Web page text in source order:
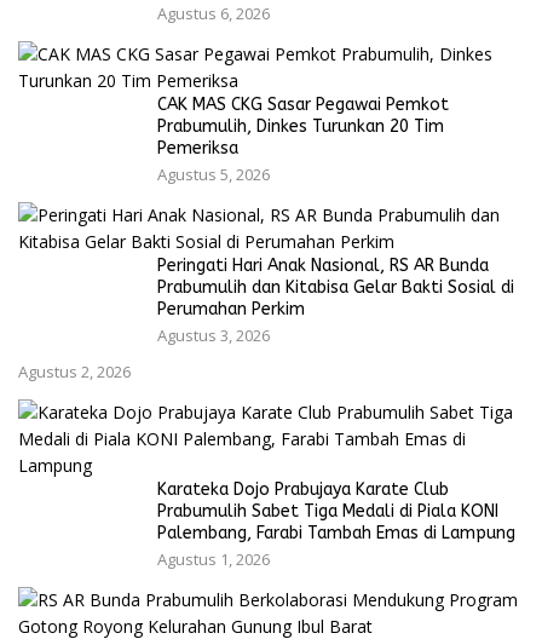
Agustus 6, 2026
CAK MAS CKG Sasar Pegawai Pemkot
Prabumulih, Dinkes Turunkan 20 Tim
Pemeriksa
Agustus 5, 2026
Peringati Hari Anak Nasional, RS AR Bunda
Prabumulih dan Kitabisa Gelar Bakti Sosial di
Perumahan Perkim
Agustus 3, 2026
Agustus 2, 2026
Karateka Dojo Prabujaya Karate Club
Prabumulih Sabet Tiga Medali di Piala KONI
Palembang, Farabi Tambah Emas di Lampung
Agustus 1, 2026